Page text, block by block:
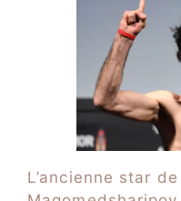
L’ancienne star